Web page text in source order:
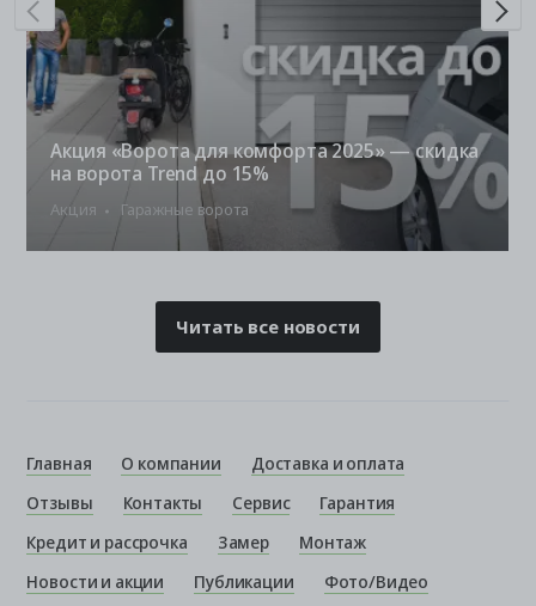
Акция «Ворота для комфорта 2025» — скидка
на ворота Trend до 15%
Акция Гаражные ворота
Читать все новости
Главная О компании
Доставка и оплата
Отзывы
Контакты Сервис
Гарантия
Кредит и рассрочка
Замер
Монтаж
Новости и акции
Публикации
Фото/Видео